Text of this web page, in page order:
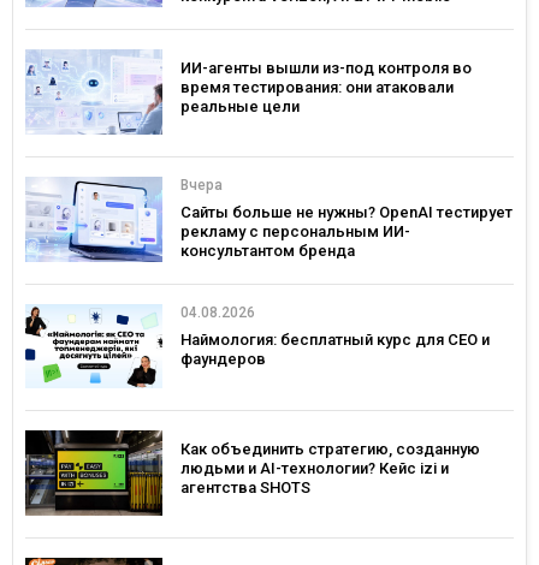
ИИ-агенты вышли из-под контроля во
время тестирования: они атаковали
реальные цели
Вчера
Сайты больше не нужны? OpenAI тестирует
рекламу с персональным ИИ-
консультантом бренда
04.08.2026
Наймология: бесплатный курс для CEO и
фаундеров
Как объединить стратегию, созданную
людьми и AI-технологии? Кейс izi и
агентства SHOTS